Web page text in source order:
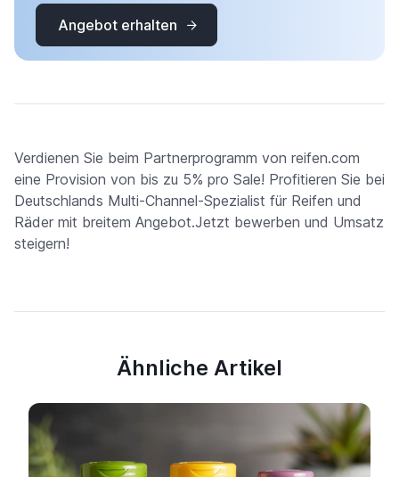
Angebot erhalten
Verdienen Sie beim Partnerprogramm von reifen.com
eine Provision von bis zu 5% pro Sale! Profitieren Sie bei
Deutschlands Multi-Channel-Spezialist für Reifen und
Räder mit breitem Angebot.Jetzt bewerben und Umsatz
steigern!
Ähnliche Artikel